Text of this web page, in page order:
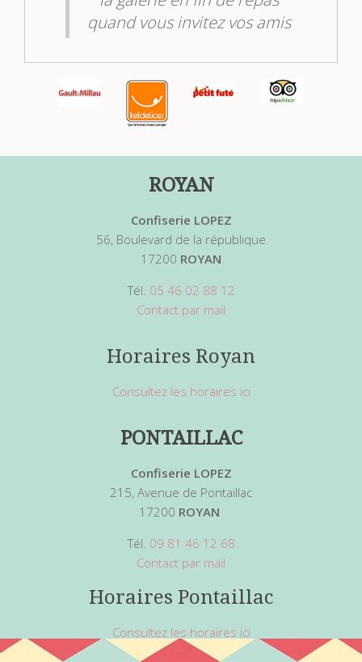
invitez vos amis
chez vous.
que j'y
Laissez un avis
ROYAN
Confiserie LOPEZ
56, Boulevard de la république
17200 ROYAN
Tél. 05 46 02 88 12
Contact par mail
Horaires Royan
Consultez les horaires ici
PONTAILLAC
Confiserie LOPEZ
215, Avenue de Pontaillac
17200 ROYAN
Tél. 09 81 46 12 68
Contact par mail
Horaires Pontaillac
Consultez les horaires ici